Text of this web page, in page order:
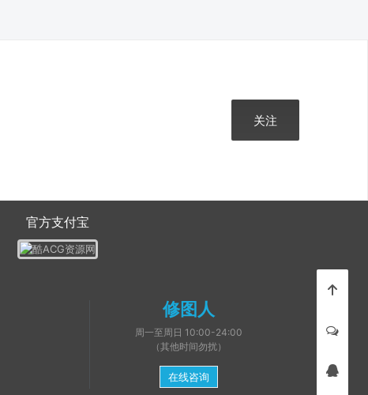
关注
官方支付宝
修图人
周一至周日 10:00-24:00
（其他时间勿扰）
在线咨询